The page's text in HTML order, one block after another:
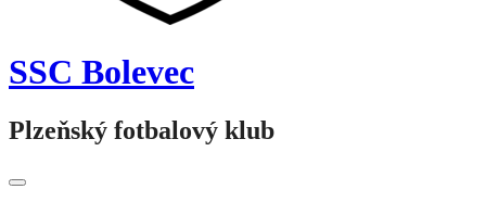
SSC Bolevec
Plzeňský fotbalový klub